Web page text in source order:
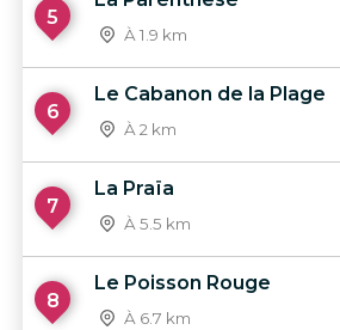
5
À 1.9 km
6
Le Cabanon de la Plage
À 2 km
7
La Praïa
À 5.5 km
8
Le Poisson Rouge
À 6.7 km